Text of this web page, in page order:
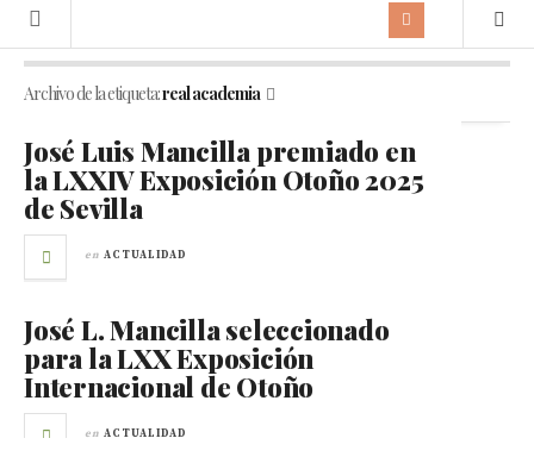
Archivo de la etiqueta:real academia
José Luis Mancilla premiado en
la LXXIV Exposición Otoño 2025
de Sevilla
en ACTUALIDAD
José L. Mancilla seleccionado
para la LXX Exposición
Internacional de Otoño
en ACTUALIDAD